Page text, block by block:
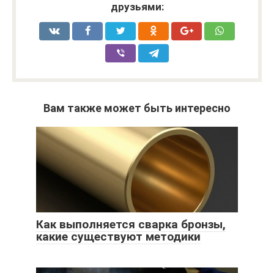
друзьями:
Вам также может быть интересно
Как выполняется сварка бронзы,
какие существуют методики